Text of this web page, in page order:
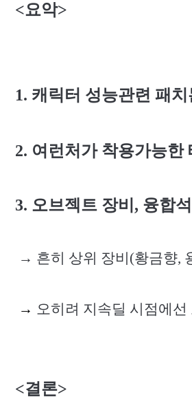
<요악>
1. 캐릭터 성능관련 패
2. 여런처가 착용가능한
3. 오브젝트 장비 , 융합
→ 흔히 상위 장비(황금향,
→ 오히려 지속딜 시점에
<결론>